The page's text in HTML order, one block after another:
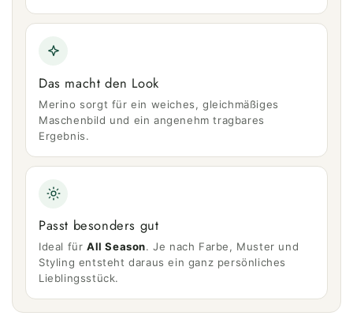
Das macht den Look
Merino sorgt für ein weiches, gleichmäßiges
Maschenbild und ein angenehm tragbares
Ergebnis.
Passt besonders gut
Ideal für All Season. Je nach Farbe, Muster und
Styling entsteht daraus ein ganz persönliches
Lieblingsstück.